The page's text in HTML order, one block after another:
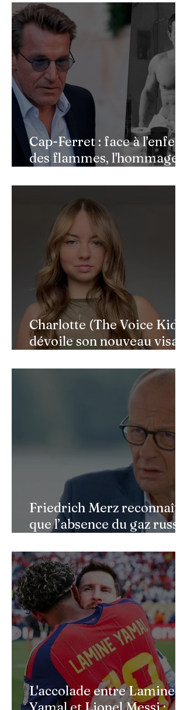
Cap-Ferret : face à l'enfer
des flammes, l'hommage
héros de l'ombre
Charlotte (The Voice Kids)
dévoile son nouveau visage
faciale : une renaissance
bouleversante pour ses 16
Friedrich Merz reconnaît
que l’absence du gaz russe
l’économie allemande
L'accolade entre Lamine